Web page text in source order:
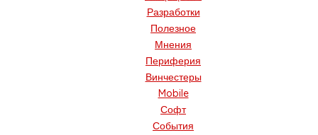
Разработки
Полезное
Мнения
Периферия
Винчестеры
Mobile
Софт
События